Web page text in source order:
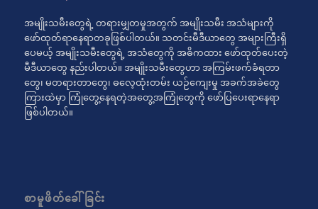
အမျိုးသမီးတွေရဲ့ တရားမျှတမှုအတွက် အမျိုးသမီး အသံများကို
ဖော်ထုတ်ရာနေရာတခုဖြစ်ပါတယ်။ သတင်းမီဒီယာတွေ အများကြီးရှိ
ပေမယ့် အမျိုးသမီးတွေရဲ့ အသံတွေကို အဓိကထား ဖော်ထုတ်ပေးတဲ့
မီဒီယာတွေ နည်းပါတယ်။ အမျိုးသမီးတွေဟာ အကြမ်းဖက်ခံရတာ
တွေ၊ မတရားတာတွေ၊ ဓလေ့ထုံးတမ်း ယဉ်ကျေးမှု အခက်အခဲတွေ
ကြားထဲမှာ ကြုံတွေ့နေရတဲ့အတွေ့အကြုံတွေကို ဖော်ပြပေးရာနေရာ
ဖြစ်ပါတယ်။
စာမူဖိတ်ခေါ်ခြင်း